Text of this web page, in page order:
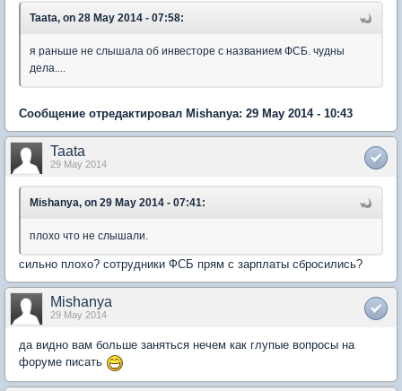
Taata, on 28 May 2014 - 07:58:
я раньше не слышала об инвесторе с названием ФСБ. чудны
дела....
Сообщение отредактировал Mishanya: 29 May 2014 - 10:43
Taata
29 May 2014
Mishanya, on 29 May 2014 - 07:41:
плохо что не слышали.
сильно плохо? сотрудники ФСБ прям с зарплаты сбросились?
Mishanya
29 May 2014
да видно вам больше заняться нечем как глупые вопросы на
форуме писать